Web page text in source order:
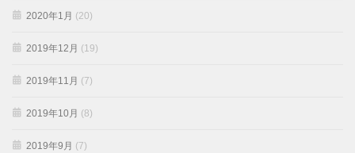
2020年1月 (20)
2019年12月 (19)
2019年11月 (7)
2019年10月 (8)
2019年9月 (7)